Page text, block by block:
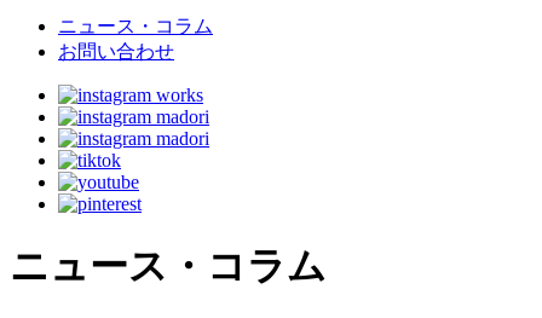
ニュース・コラム
お問い合わせ
ニュース・コラム